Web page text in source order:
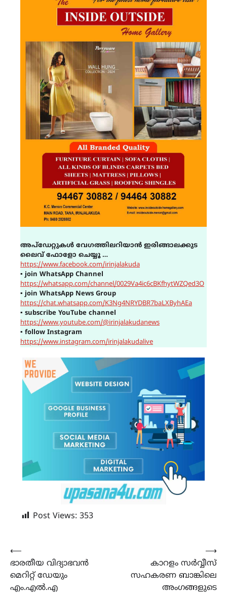
അപ്ഡേറ്റുകൾ വേഗത്തിലറിയാൻ ഇരിങ്ങാലക്കുട
ലൈവ് ഫോളോ ചെയ്യൂ …
https://www.facebook.com/irinjalakuda
▪join WhatsApp Channel
https://whatsapp.com/channel/0029Va4ic6cBKfhytWZQed3O
▪join WhatsApp News Group
https://chat.whatsapp.com/K3Ng4NRYDBR7baLXByhAEa
▪ subscribe YouTube channel
https://www.youtube.com/@irinjalakudanews
▪ follow Instagram
https://www.instagram.com/irinjalakudalive
Post Views: 353
Post
navigation
⟵
ഭാരതീയ വിദ്യാഭവൻ
മെറിറ്റ് ഡേയും
എം.എൽ.എ
കാറളം സർവ്വീസ്
സഹകരണ ബാങ്കിലെ
അംഗങ്ങളുടെ
⟶